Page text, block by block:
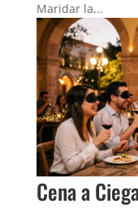
Maridar la...
Cena a